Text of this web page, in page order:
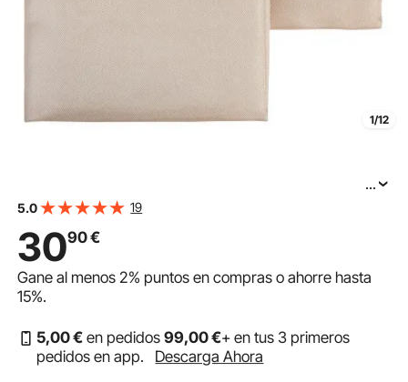
1/12
VEVOR Manta de Soldadura 2 Piezas Manta de
Calor de 537 ℃, Cubierta de Soldadura de Fibra de
...
5.0 19
3090€
Gane al menos2% puntos en compras o ahorre hasta
15%.
5,00€ en pedidos99,00€+ en tus 3 primeros
pedidos en app.
Descarga Ahora